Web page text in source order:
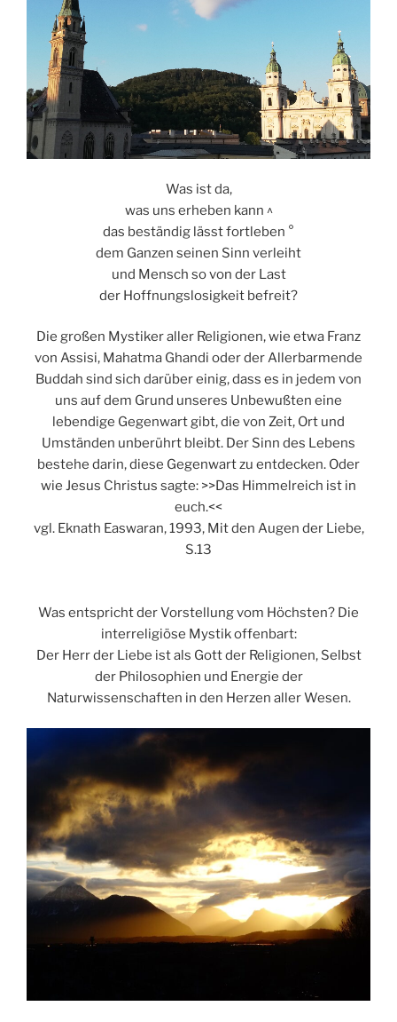
Was ist da,
was uns erheben kann ^
das beständig lässt fortleben °
dem Ganzen seinen Sinn verleiht
und Mensch so von der Last
der Hoffnungslosigkeit befreit?
Die großen Mystiker aller Religionen, wie etwa Franz
von Assisi, Mahatma Ghandi oder der Allerbarmende
Buddah sind sich darüber einig, dass es in jedem von
uns auf dem Grund unseres Unbewußten eine
lebendige Gegenwart gibt, die von Zeit, Ort und
Umständen unberührt bleibt. Der Sinn des Lebens
bestehe darin, diese Gegenwart zu entdecken. Oder
wie Jesus Christus sagte: >>Das Himmelreich ist in
euch.<<
vgl. Eknath Easwaran, 1993, Mit den Augen der Liebe,
S.13
Was entspricht der Vorstellung vom Höchsten? Die
interreligiöse Mystik offenbart:
Der Herr der Liebe ist als Gott der Religionen, Selbst
der Philosophien und Energie der
Naturwissenschaften in den Herzen aller Wesen.